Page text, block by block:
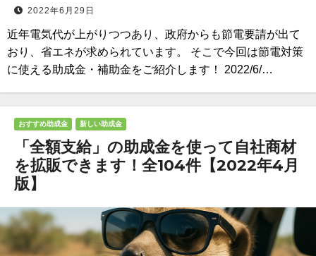
2022年6月29日
近年電気代が上がりつつあり、政府からも節電要請が出て
おり、省エネが求められています。 そこで今回は節電対策
に使える助成金・補助金をご紹介します！ 2022/6/…
おすすめ助成金 新しい助成金
「全額支給」の助成金を使って自社商材
を拡販できます！全104件【2022年4月
版】